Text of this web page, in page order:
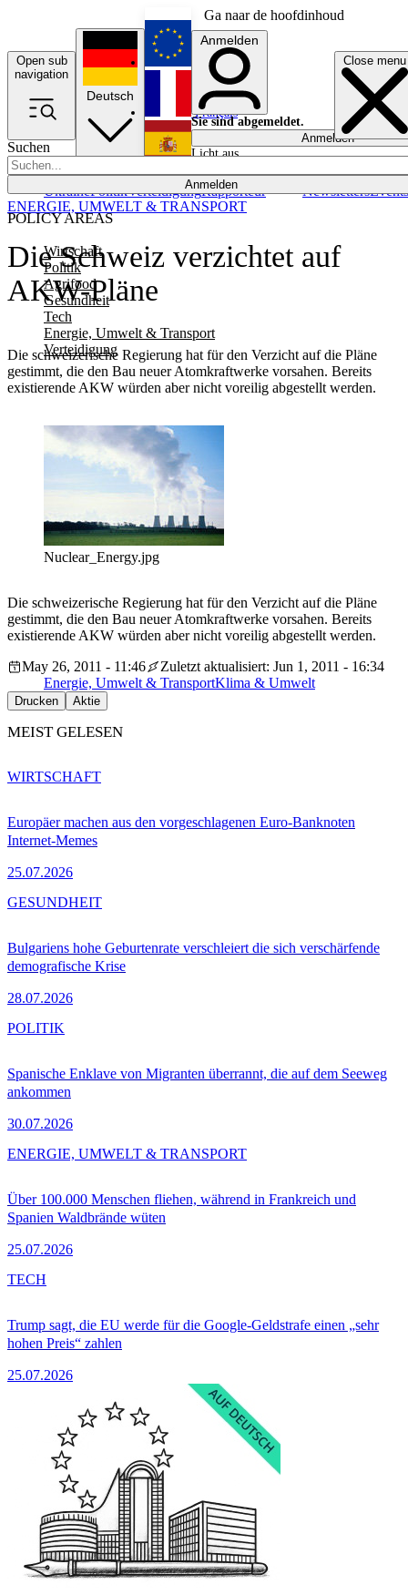
Ga naar de hoofdinhoud
Open sub
navigation
Close menu
Suchen
Anmelden
POLICY AREAS
Wirtschaft
Politik
Agrifood
Gesundheit
Tech
Energie, Umwelt & Transport
Verteidigung
UkrainePolitikVerteidigungRapporteur NewslettersEvents
Deutsch
English
Français
Anmelden
Sie sind abgemeldet.
Anmelden
Licht aus
Die Schweiz verzichtet auf
AKW-Pläne
Die schweizerische Regierung hat für den Verzicht auf die Pläne
gestimmt, die den Bau neuer Atomkraftwerke vorsahen. Bereits
existierende AKW würden aber nicht voreilig abgestellt werden.
ENERGIE, UMWELT & TRANSPORT
Nuclear_Energy.jpg
Die schweizerische Regierung hat für den Verzicht auf die Pläne
gestimmt, die den Bau neuer Atomkraftwerke vorsahen. Bereits
existierende AKW würden aber nicht voreilig abgestellt werden.
May 26, 2011 - 11:46
Zuletzt aktualisiert: Jun 1, 2011 - 16:34
Energie, Umwelt & TransportKlima & Umwelt
Drucken Aktie
MEIST GELESEN
Europäer machen aus den vorgeschlagenen Euro-Banknoten
Internet-Memes
25.07.2026
WIRTSCHAFT
Bulgariens hohe Geburtenrate verschleiert die sich verschärfende
demografische Krise
28.07.2026
GESUNDHEIT
Spanische Enklave von Migranten überrannt, die auf dem Seeweg
ankommen
30.07.2026
POLITIK
Über 100.000 Menschen fliehen, während in Frankreich und
Spanien Waldbrände wüten
25.07.2026
ENERGIE, UMWELT & TRANSPORT
Trump sagt, die EU werde für die Google-Geldstrafe einen „sehr
hohen Preis“ zahlen
25.07.2026
TECH